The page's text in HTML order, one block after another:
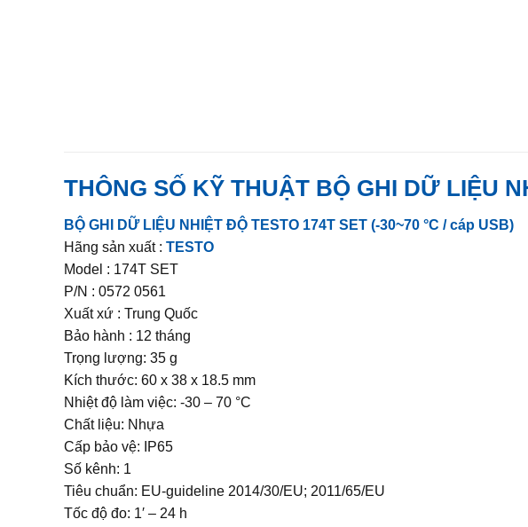
THÔNG SỐ KỸ THUẬT BỘ GHI DỮ LIỆU
BỘ GHI DỮ LIỆU NHIỆT ĐỘ TESTO 174T SET (-30~70 °C / cáp USB)
Hãng sản xuất : TESTO
Model : 174T SET
P/N : 0572 0561
Xuất xứ : Trung Quốc
Bảo hành : 12 tháng
Trọng lượng: 35 g
Kích thước: 60 x 38 x 18.5 mm
Nhiệt độ làm việc: -30 – 70 °C
Chất liệu: Nhựa
Cấp bảo vệ: IP65
Số kênh: 1
Tiêu chuẩn: EU-guideline 2014/30/EU; 2011/65/EU
Tốc độ đo: 1′ – 24 h